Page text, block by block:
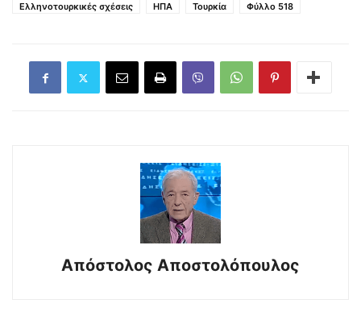
Ελληνοτουρκικές σχέσεις
ΗΠΑ Τουρκία Φύλλο 518
Απόστολος Αποστολόπουλος